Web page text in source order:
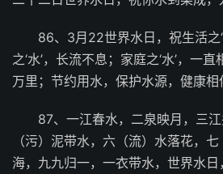
86、3月22世界水日，祝生活之
之‘水’，长流不息；家庭之‘水’，一
万里；节约用水，保护水源，健康相
87、一江春水，二泉映月，三
（污）泥带水，六（流）水落花，
海，九九归一，一衣带水，世界水